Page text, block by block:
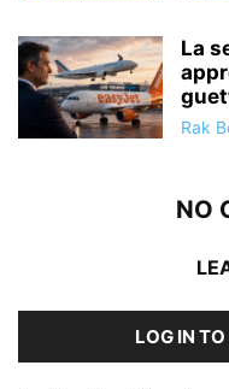
La
Rak
NO
LOG IN